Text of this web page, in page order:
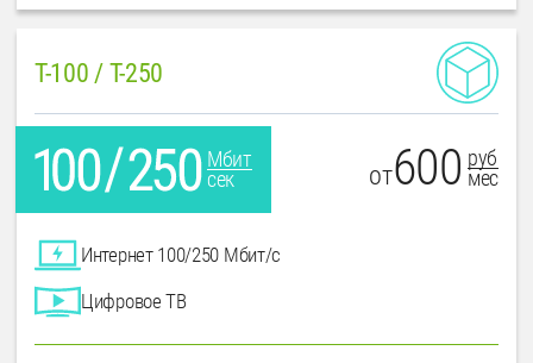
T-100 / T-250
Мбит
сек
от600 руб
мес
Интернет 100/250 Мбит/с
Цифровое ТВ